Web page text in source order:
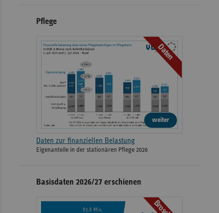
Pflege
Daten
weiter
Daten zur finanziellen Belastung
Eigenanteile in der stationären Pflege 2026
Basisdaten 2026/27 erschienen